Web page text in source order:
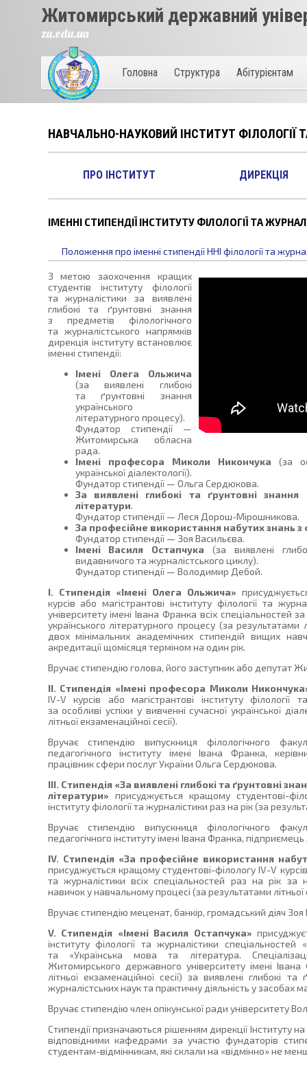
Житомирський державний
zu.edu.ua
Головна Структура Абітурієнтам
НАВЧАЛЬНО-НАУКОВИЙ ІНСТИТУТ ФІЛОЛОГІЇ
ПРО ІНСТИТУТ ДИРЕКЦІЯ
ІМЕННІ СТИПЕНДІЇ ІНСТИТУТУ ФІЛОЛОГІЇ ТА
Положення про іменні стипендії ННІ філології та
З метою заохочення кращих
студентів інституту філології
та журналістики за виявлені
глибокі та ґрунтовні знання
з предметів філологічного
та журналістського напрямків
дирекція інституту встановлює
іменні стипендії:
Імені Олега Ольжича
(за виявлені глибокі
та ґрунтовні знання
українського
літературного процесу).
Фундатор стипендії —
Житомирська обласна
рада.
Імені професора Миколи Никончука (за
української діалектології).
Фундатор стипендії — Ольга Сердюкова.
За виявлені глибокі та ґрунтовні знання
літератури.
Фундатор стипендії — Леся Дорош-Мірошникова.
За професійне використання набутих знань з
Фундатор стипендії — Зоя Васильєва.
Імені Василя Остапчука (за виявлені
видавничого та журналістського циклу).
Фундатор стипендії — Володимир Дебой.
І. Стипендія «Імені Олега Ольжича»
курсів або магістрантові інституту філології та
університету імені Івана Франка всіх спеціальностей
українського літературного процесу (за результатами
двох мінімальних академічних стипендій вищих
акредитації щомісяця терміном на один рік.
Вручає стипендію голова, його заступник або депутат
ІІ. Стипендія «Імені професора Миколи
IV-V курсів або магістрантові інституту філології
за особливі успіхи у вивченні сучасної української
літньої екзаменаційної сесії).
Вручає стипендію випускниця філологічного
педагогічного інституту імені Івана Франка,
працівник сфери послуг України Ольга Сердюкова.
ІІІ. Стипендія «За виявлені глибокі та ґрунтовні
літератури» присуджується кращому студентові-
інституту філології та журналістики раз на рік (за
Вручає стипендію випускниця філологічного
педагогічного інституту імені Івана Франка,
ІV. Стипендія «За професійне використання
присуджується кращому студентові-філологу IV-V курсів
та журналістики всіх спеціальностей раз на рік за
навичок у навчальному процесі (за результатами літньої
Вручає стипендію меценат, банкір, громадський діяч Зоя
V. Стипендія «Імені Василя Остапчука»
інституту філології та журналістики
та «Українська мова та література.
Житомирського державного університету імені
літньої екзаменаційної сесії) за виявлені глибокі
журналістських наук та практичну діяльність у засобах
Вручає стипендію член опікунської ради університету
Стипендії призначаються рішенням дирекції Інституту
відповідними кафедрами за участю фундаторів
студентам-відмінникам, які склали на «відмінно» не